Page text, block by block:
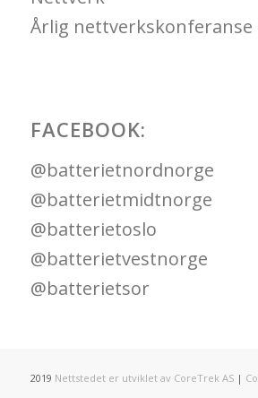
Årlig nettverkskonferanse
FACEBOOK:
@batterietnordnorge
@batterietmidtnorge
@batterietoslo
@batterietvestnorge
@batterietsor
2019 Nettstedet er utviklet av CoreTrek AS|